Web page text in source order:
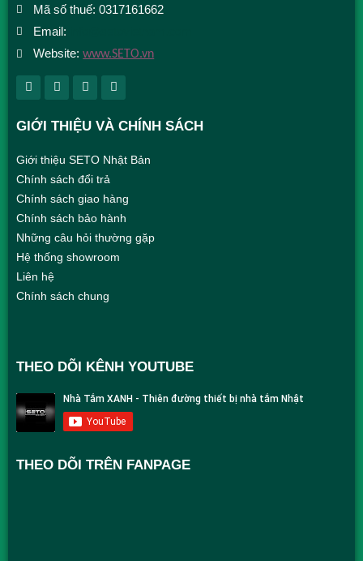
Mã số thuế: 0317161662
Email:
Website:www.SETO.vn
GIỚI THIỆU VÀ CHÍNH SÁCH
Giới thiệu SETO Nhật Bản
Chính sách đổi trả
Chính sách giao hàng
Chính sách bảo hành
Những câu hỏi thường gặp
Hệ thống showroom
Liên hệ
Chính sách chung
THEO DÕI KÊNH YOUTUBE
THEO DÕI TRÊN FANPAGE